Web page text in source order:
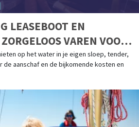
LEASEBOOT EN
VAREN VOOR
PER MAAND
op het water in je eigen sloep, tender,
aanschaf en de bijkomende kosten en